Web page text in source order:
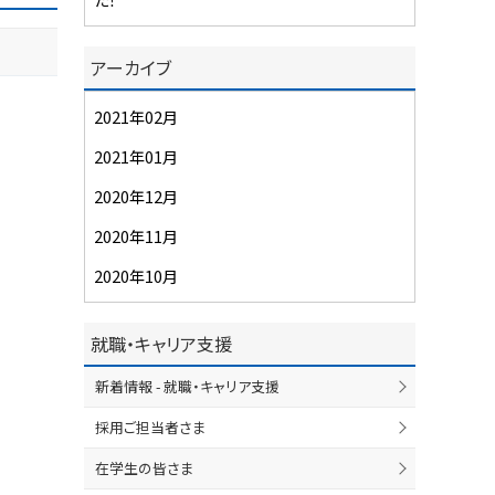
アーカイブ
2021年02月
2021年01月
2020年12月
2020年11月
2020年10月
就職・キャリア支援
新着情報 - 就職・キャリア支援
採用ご担当者さま
在学生の皆さま